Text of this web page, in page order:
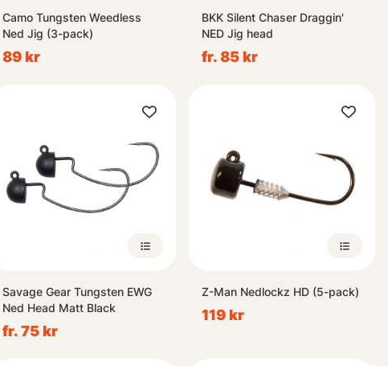
Camo Tungsten Weedless
Ned Jig (3-pack)
89 kr
BKK Silent Chaser Draggin'
NED Jig head
fr. 85 kr
Savage Gear Tungsten EWG
Ned Head Matt Black
fr. 75 kr
Z-Man Nedlockz HD (5-pack)
119 kr